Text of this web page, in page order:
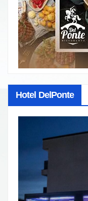
Hotel DelPonte